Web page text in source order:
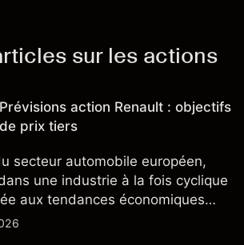
sur les actions
Prévisions action Renault : objectifs
de prix tiers
secteur automobile européen,
une industrie à la fois cyclique
aux tendances économiques